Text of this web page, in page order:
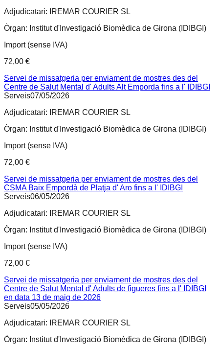
Adjudicatari:
IREMAR COURIER SL
Òrgan: Institut d'Investigació Biomèdica de Girona (IDIBGI)
Import (sense IVA)
72,00 €
Servei de missatgeria per enviament de mostres des del
Centre de Salut Mental d' Adults Alt Emporda fins a l' IDIBGI
Serveis07/05/2026
Adjudicatari:
IREMAR COURIER SL
Òrgan: Institut d'Investigació Biomèdica de Girona (IDIBGI)
Import (sense IVA)
72,00 €
Servei de missatgeria per enviament de mostres des del
CSMA Baix Empordà de Platja d' Aro fins a l' IDIBGI
Serveis06/05/2026
Adjudicatari:
IREMAR COURIER SL
Òrgan: Institut d'Investigació Biomèdica de Girona (IDIBGI)
Import (sense IVA)
72,00 €
Servei de missatgeria per enviament de mostres des del
Centre de Salut Mental d' Adults de figueres fins a l' IDIBGI
en data 13 de maig de 2026
Serveis05/05/2026
Adjudicatari:
IREMAR COURIER SL
Òrgan: Institut d'Investigació Biomèdica de Girona (IDIBGI)